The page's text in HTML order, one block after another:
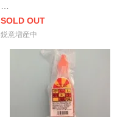
SOLD OUT
鋭意増産中